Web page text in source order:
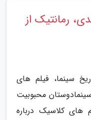
رمانتیک از
سینما، فیلم های
محبوبیت
های کلاسیک درباره